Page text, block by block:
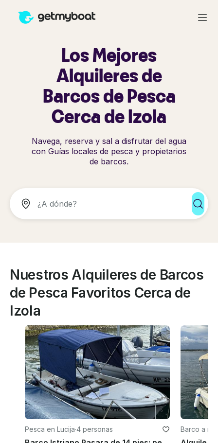
Los Mejores
Alquileres de
Barcos de Pesca
Cerca de Izola
Navega, reserva y sal a disfrutar del agua
con Guías locales de pesca y propietarios
de barcos.
Nuestros Alquileres de Barcos
de Pesca Favoritos Cerca de
Izola
Pesca en Lucija·4 personas Barco a